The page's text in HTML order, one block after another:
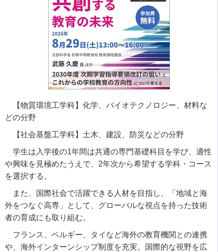
【物質環境工学科】化学、バイオテクノロジー、材料な
どの分野
【社会基盤工学科】土木、建設、防災などの分野
学生は入学後の1年間は共通の専門基礎科目を学び、適性
や興味を見極めたうえで、 2年次から希望する学科・コース
を選択する。
また、国際社会で活躍できる人材を目指し、「地域と海
外をつなぐ高専」として、グローバルな視点を持った技術
者の育成にも取り組む。
フランス、ベルギー、タイなど海外の教育機関との連携
や、海外インターンシップ制度を充実。国際的な視野を広